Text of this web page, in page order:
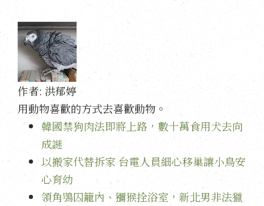
作者: 洪郁婷
用動物喜歡的方式去喜歡動物。
韓國禁狗肉法即將上路，數十萬食用犬去向
成謎
以搬家代替拆家 台電人員細心移巢讓小鳥安
心育幼
領角鴞囚籠內、獼猴拴浴室，新北男非法獵